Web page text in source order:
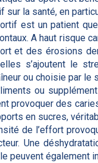
sur la santé, en
est un patient
A haut risque
et des érosions
s’ajoutent le
ou choisie par le
ou
provoquer des
en sucres,
de l’effort
Une
peuvent également